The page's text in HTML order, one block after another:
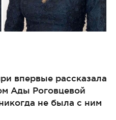
впервые рассказала
Ады Роговцевой
не была с ним